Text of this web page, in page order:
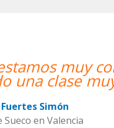
Nuestra
y